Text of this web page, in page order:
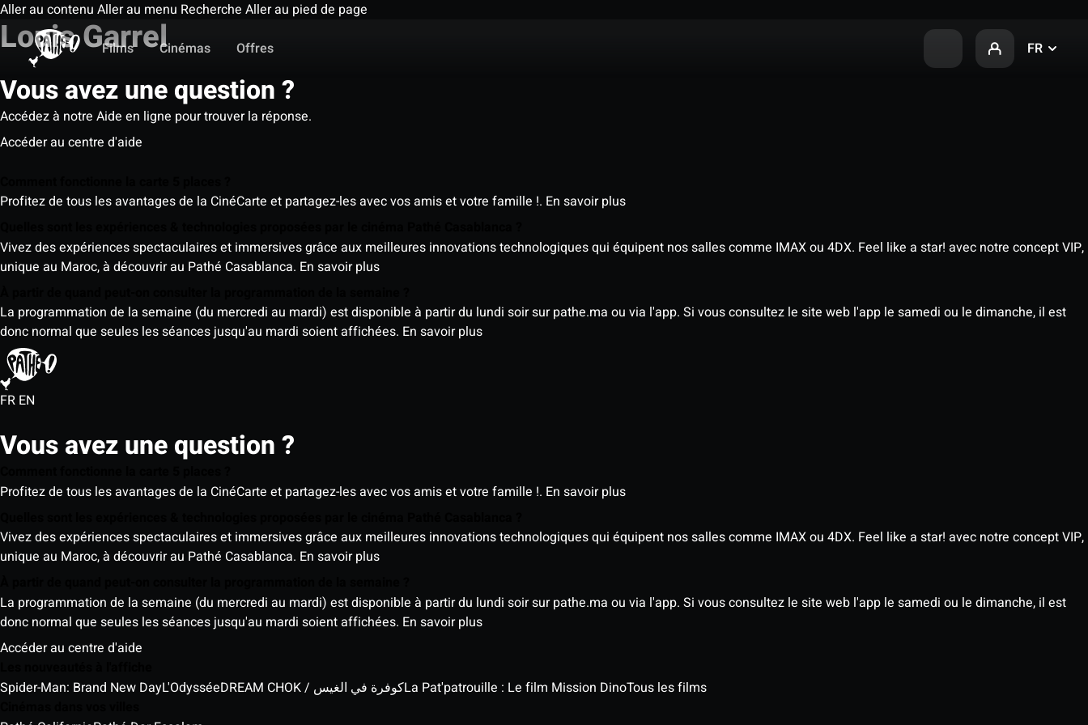
Aller au contenu Aller au menu Recherche Aller au pied de page
Films
Cinémas Offres FR
Louis Garrel
Vous avez une question ?
Accédez à notre Aide en ligne pour trouver la réponse.
Accéder au centre d'aide
Profitez de tous les avantages de la CinéCarte et partagez-les avec vos amis et votre famille !. En savoir plus
Vivez des expériences spectaculaires et immersives grâce aux meilleures innovations technologiques qui équipent nos salles comme IMAX ou 4DX. Feel like a star! avec notre concept VIP,
unique au Maroc, à découvrir au Pathé Casablanca. En savoir plus
La programmation de la semaine (du mercredi au mardi) est disponible à partir du lundi soir sur pathe.ma ou via l'app. Si vous consultez le site web l'app le samedi ou le dimanche, il est
donc normal que seules les séances jusqu'au mardi soient affichées. En savoir plus
FR EN
Vous avez une question ?
Profitez de tous les avantages de la CinéCarte et partagez-les avec vos amis et votre famille !. En savoir plus
Vivez des expériences spectaculaires et immersives grâce aux meilleures innovations technologiques qui équipent nos salles comme IMAX ou 4DX. Feel like a star! avec notre concept VIP,
unique au Maroc, à découvrir au Pathé Casablanca. En savoir plus
La programmation de la semaine (du mercredi au mardi) est disponible à partir du lundi soir sur pathe.ma ou via l'app. Si vous consultez le site web l'app le samedi ou le dimanche, il est
donc normal que seules les séances jusqu'au mardi soient affichées. En savoir plus
Accéder au centre d'aide
Spider-Man: Brand New DayL'Odyssée DREAM CHOK / كوفرة في الغيسLa Pat'patrouille : Le film Mission DinoTous les films